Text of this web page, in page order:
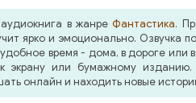
в жанреФантастика.
ярко и эмоционально. Озвучка
время - дома, в дороге
экрану или бумажному
онлайн и находить новые